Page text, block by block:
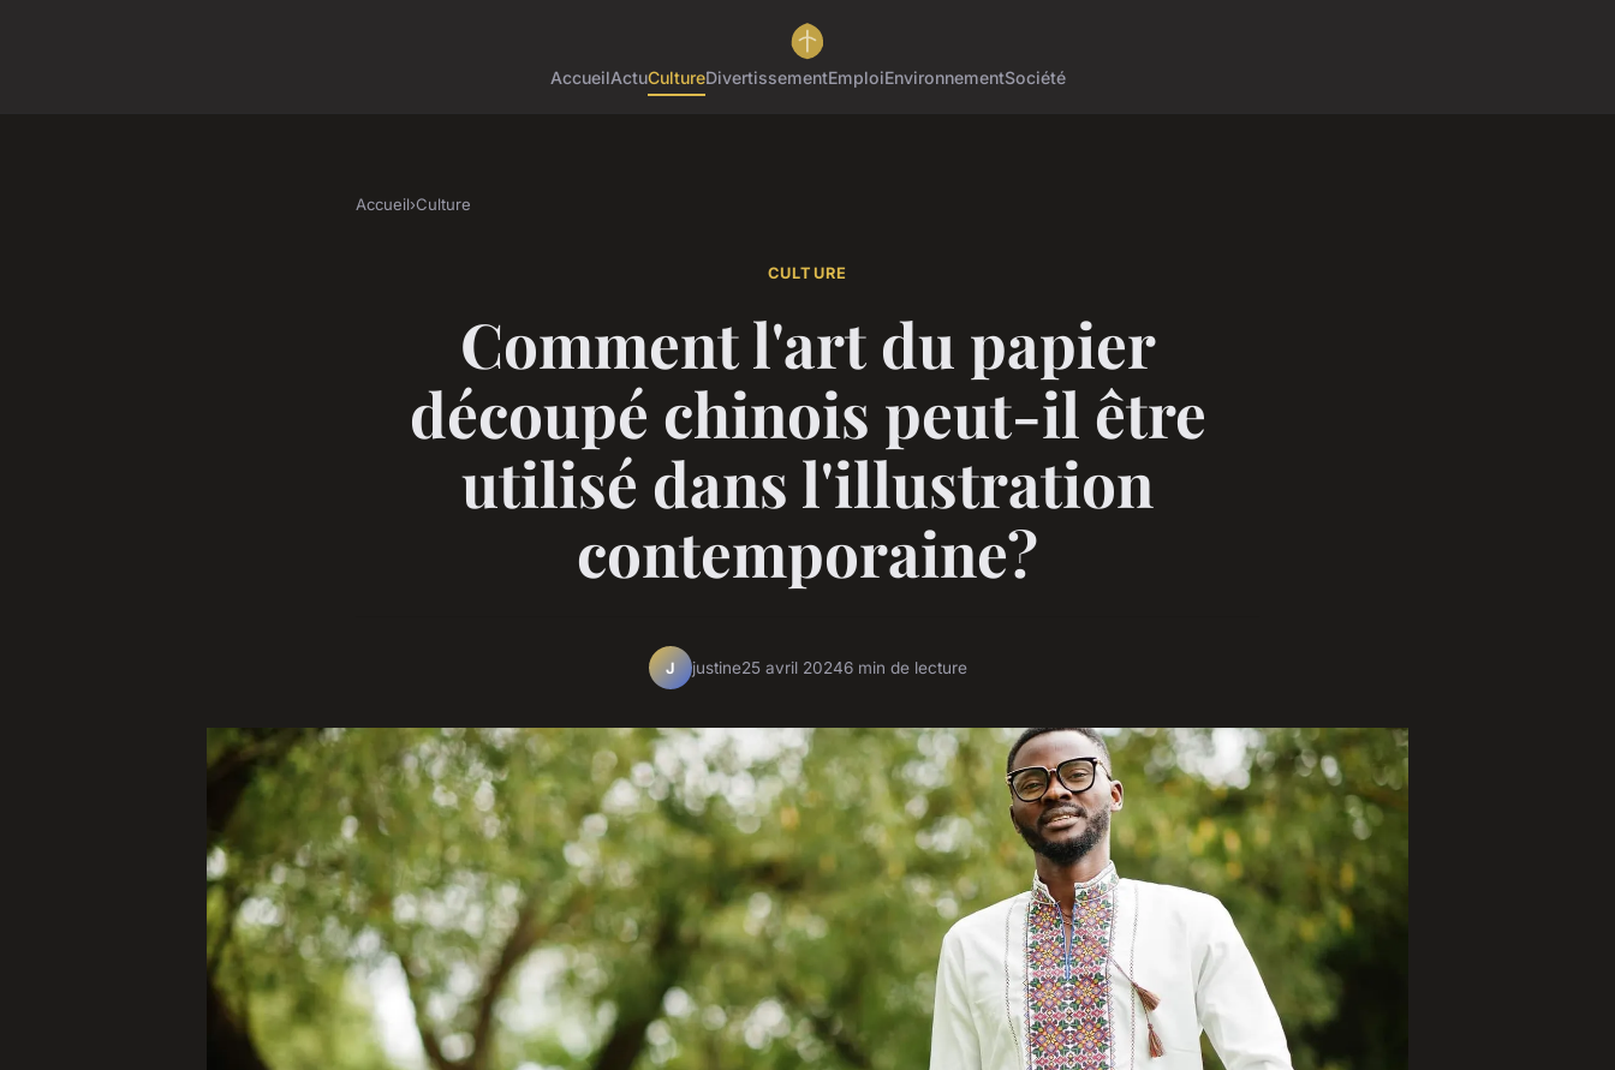
AccueilActuCultureDivertissementEmploiEnvironnementSociété
Accueil›Culture
CULTURE
Comment l'art du papier
découpé chinois peut-il être
utilisé dans l'illustration
contemporaine?
J justine25 avril 20246 min de lecture